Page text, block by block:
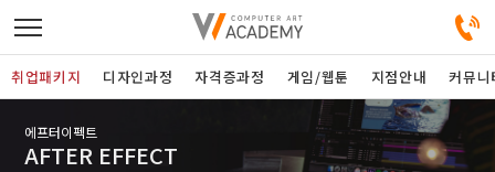
디자인정규과정
취업패키지 디자인과정 자격증과정 게임/웹툰 지점안내 커뮤니
에프터이펙트
AFTER EFFECT